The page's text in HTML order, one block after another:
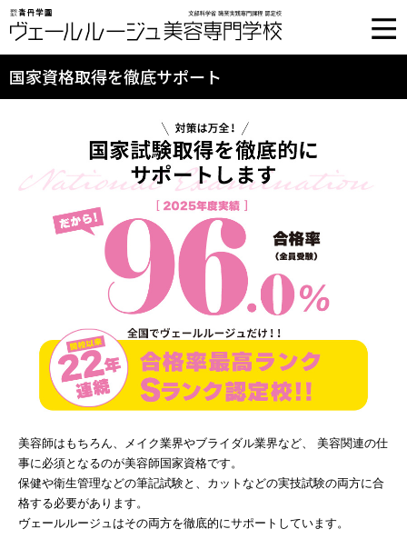
国家資格取得を徹底サポート
美容師はもちろん、メイク業界やブライダル業界など、
美容関連の仕
事に必須となるのが美容師国家資格です。
保健や衛生管理などの筆記試験と、カットなどの実技試験の両方に合
格する必要があります。
ヴェールルージュはその両方を徹底的にサポートしています。